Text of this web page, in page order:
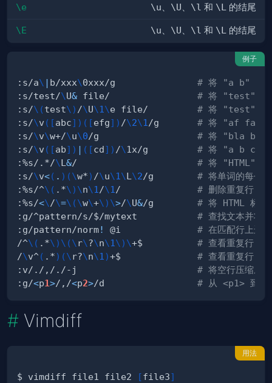
\e \u、 \U、 \l 和 \L 的结尾
\E \u、 \U、 \l 和 \L 的结尾
例子
:s/a\ | b/xxx\0xxx/g # 将 "a b"
:s/test/\U& file/ # 将 "test"
:s/\ (test\ ) /\U\1 \e file/ # 将 "test"
:s/\v ( [abc] ) ( [efg] ) /\2\1 /g # 将 "af fa
:s/\v\w+/\u\0/g # 将 "bla
:s/\v ( [ab] ) | ( [cd] ) /\1x/g # 将 "a b c
:%s/.*/\L &/ # 将 "HTML"
:s/\v<( . ) (\w*) /\u\1 \L \2/g # 将单词的每个
:%s/^\ ( .*\ ) \n\1 /\1 / # 删除重复行
:%s/<\ /\=\ (\w\+\ ) \>/\U&/g # 将 HTML 标记
:g/^pattern/s/$/mytext # 查找文本并将
:g/pattern/norm! @i # 在匹配行上运
/^\ ( .*\ ) \ (\ r\?\n\1 \ ) \+$ # 查看重复行
/\v^( .*) (\ r?\n\1 )+$ # 查看重复行（
:v/./,/./-j # 将空行压缩成
:g/<p1>/,/<p2>/d # 从 <p1> 到
Vimdiff
用法
$ vimdiff file1 file2 [file3]